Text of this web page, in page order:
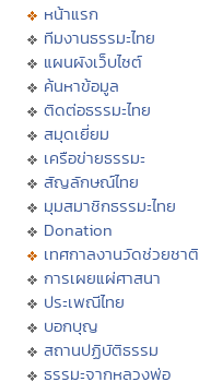
หน้าแรก
ทีมงานธรรมะไทย
แผนผังเว็บไซต์
ค้นหาข้อมูล
ติดต่อธรรมะไทย
สมุดเยี่ยม
เครือข่ายธรรมะ
สัญลักษณ์ไทย
มุมสมาชิกธรรมะไทย
Donation
เทศกาลงานวัดช่วยชาติ
การเผยแผ่ศาสนา
ประเพณีไทย
บอกบุญ
สถานปฏิบัติธรรม
ธรรมะจากหลวงพ่อ